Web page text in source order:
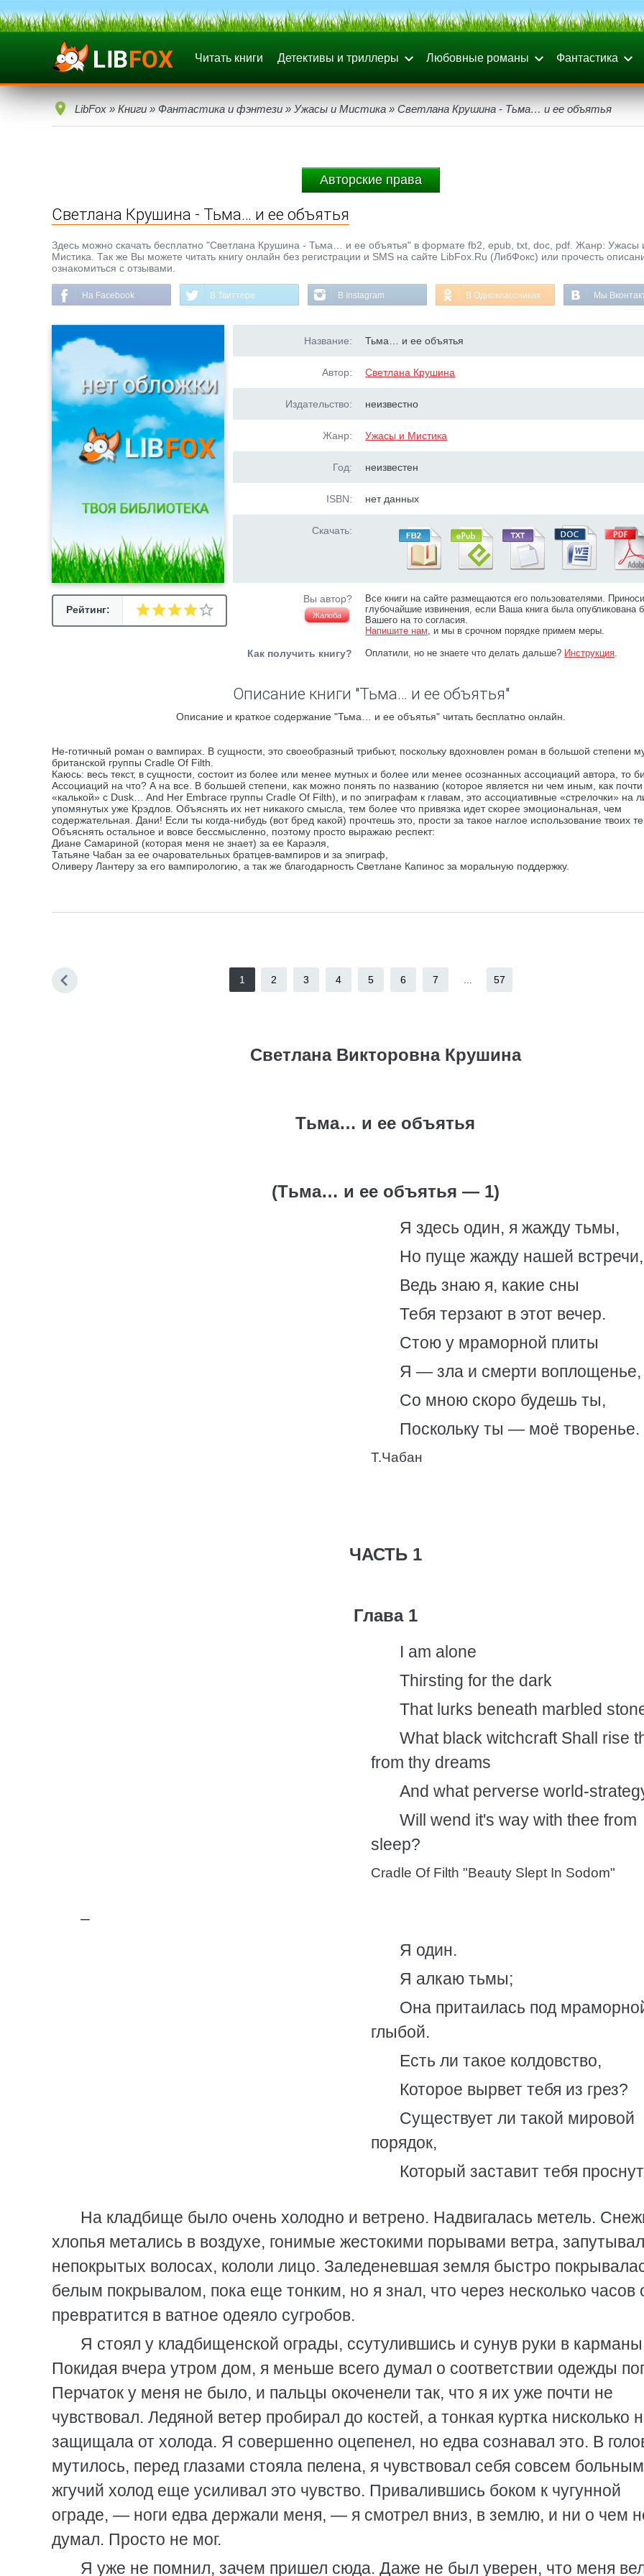
Читать книги Детективы и триллеры Любовные романы Фантастика
LibFox » Книги » Фантастика и фэнтези » Ужасы и Мистика » Светлана Крушина - Тьма… и ее объятья
Авторские права
Светлана Крушина - Тьма… и ее объятья
Здесь можно скачать бесплатно "Светлана Крушина - Тьма… и ее объятья" в формате fb2, epub, txt, doc, pdf. Жанр: Ужасы
Мистика. Так же Вы можете читать книгу онлайн без регистрации и SMS на сайте LibFox.Ru (ЛибФокс) или прочесть
ознакомиться с отзывами.
На Facebook В Твиттере В Instagram В Одноклассниках Мы
Рейтинг:
Название: Тьма… и ее объятья
Автор: Светлана Крушина
Издательство: неизвестно
Жанр: Ужасы и Мистика
Год: неизвестен
ISBN: нет данных
Скачать:
Вы автор?
Жалоба
Все книги на сайте размещаются его пользователями.
глубочайшие извинения, если Ваша книга была опубликована
Вашего на то согласия.
Напишите нам, и мы в срочном порядке примем меры.
Как получить книгу? Оплатили, но не знаете что делать дальше? Инструкция.
Описание книги "Тьма… и ее объятья"
Описание и краткое содержание "Тьма… и ее объятья" читать бесплатно онлайн.
Не-готичный роман о вампирах. В сущности, это своеобразный трибьют, поскольку вдохновлен роман в большой степени
британской группы Cradle Of Filth.
Каюсь: весь текст, в сущности, состоит из более или менее мутных и более или менее осознанных ассоциаций автора, то
Ассоциаций на что? А на все. В большей степени, как можно понять по названию (которое является ни чем иным, как почти
«калькой» с Dusk… And Her Embrace группы Cradle Of Filth), и по эпиграфам к главам, это ассоциативные «стрелочки» на
упомянутых уже Крэдлов. Объяснять их нет никакого смысла, тем более что привязка идет скорее эмоциональная, чем
содержательная. Дани! Если ты когда-нибудь (вот бред какой) прочтешь это, прости за такое наглое использование твоих
Объяснять остальное и вовсе бессмысленно, поэтому просто выражаю респект:
Диане Самариной (которая меня не знает) за ее Караэля,
Татьяне Чабан за ее очаровательных братцев-вампиров и за эпиграф,
Оливеру Лантеру за его вампирологию, а так же благодарность Светлане Капинос за моральную поддержку.
1 2 3 4 5 6 7 57
Светлана Викторовна Крушина
Тьма… и ее объятья
(Тьма… и ее объятья — 1)
Я здесь один, я жажду тьмы,
Но пуще жажду нашей встречи,
Ведь знаю я, какие сны
Тебя терзают в этот вечер.
Стою у мраморной плиты
Я — зла и смерти воплощенье,
Со мною скоро будешь ты,
Поскольку ты — моё творенье.
Т.Чабан
ЧАСТЬ 1
Глава 1
I am alone
Thirsting for the dark
That lurks beneath marbled
What black witchcraft Shall rise
from thy dreams
And what perverse world-
Will wend it's way with thee from
sleep?
Cradle Of Filth "Beauty Slept In Sodom"
–
Я один.
Я алкаю тьмы;
Она притаилась под
глыбой.
Есть ли такое колдовство,
Которое вырвет тебя из грез?
Существует ли такой мировой
порядок,
Который заставит тебя
На кладбище было очень холодно и ветрено. Надвигалась метель.
хлопья метались в воздухе, гонимые жестокими порывами ветра,
непокрытых волосах, кололи лицо. Заледеневшая земля быстро
белым покрывалом, пока еще тонким, но я знал, что через несколько часов
превратится в ватное одеяло сугробов.
Я стоял у кладбищенской ограды, ссутулившись и сунув руки в
Покидая вчера утром дом, я меньше всего думал о соответствии одежды
Перчаток у меня не было, и пальцы окоченели так, что я их уже почти не
чувствовал. Ледяной ветер пробирал до костей, а тонкая куртка нисколько
защищала от холода. Я совершенно оцепенел, но едва сознавал это. В
мутилось, перед глазами стояла пелена, я чувствовал себя совсем
жгучий холод еще усиливал это чувство. Привалившись боком к чугунной
ограде, — ноги едва держали меня, — я смотрел вниз, в землю, и ни о чем
думал. Просто не мог.
Я уже не помнил, зачем пришел сюда. Даже не был уверен, что меня